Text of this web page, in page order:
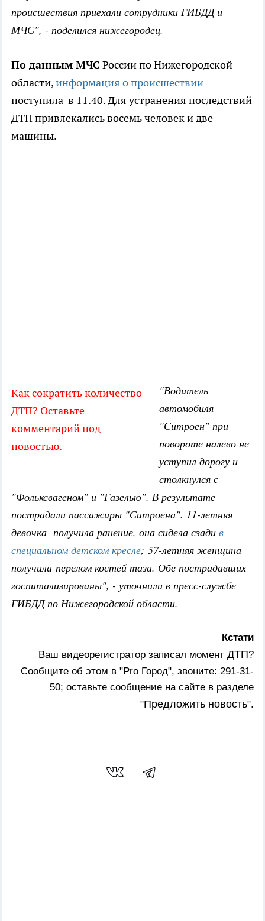
происшествия приехали сотрудники ГИБДД и
МЧС", - поделился нижегородец.
По данным МЧС России по Нижегородской
области,информация о происшествии
поступила в 11.40. Для устранения последствий
ДТП привлекались восемь человек и две
машины.
Как сократить количество
ДТП? Оставьте
комментарий под
новостью.
"Водитель
автомобиля
"Ситроен" при
повороте налево не
уступил дорогу и
столкнулся с
"Фольксвагеном" и "Газелью". В результате
пострадали пассажиры "Ситроена". 11-летняя
девочка получила ранение, она сидела сзади в
специальном детском кресле; 57-летняя женщина
получила перелом костей таза. Обе пострадавших
госпитализированы", - уточнили в пресс-службе
ГИБДД по Нижегородской области.
Кстати
Ваш видеорегистратор записал момент ДТП?
Сообщите об этом в "Pro Город", звоните: 291-31-
50; оставьте сообщение на сайте в разделе
"Предложить новость".